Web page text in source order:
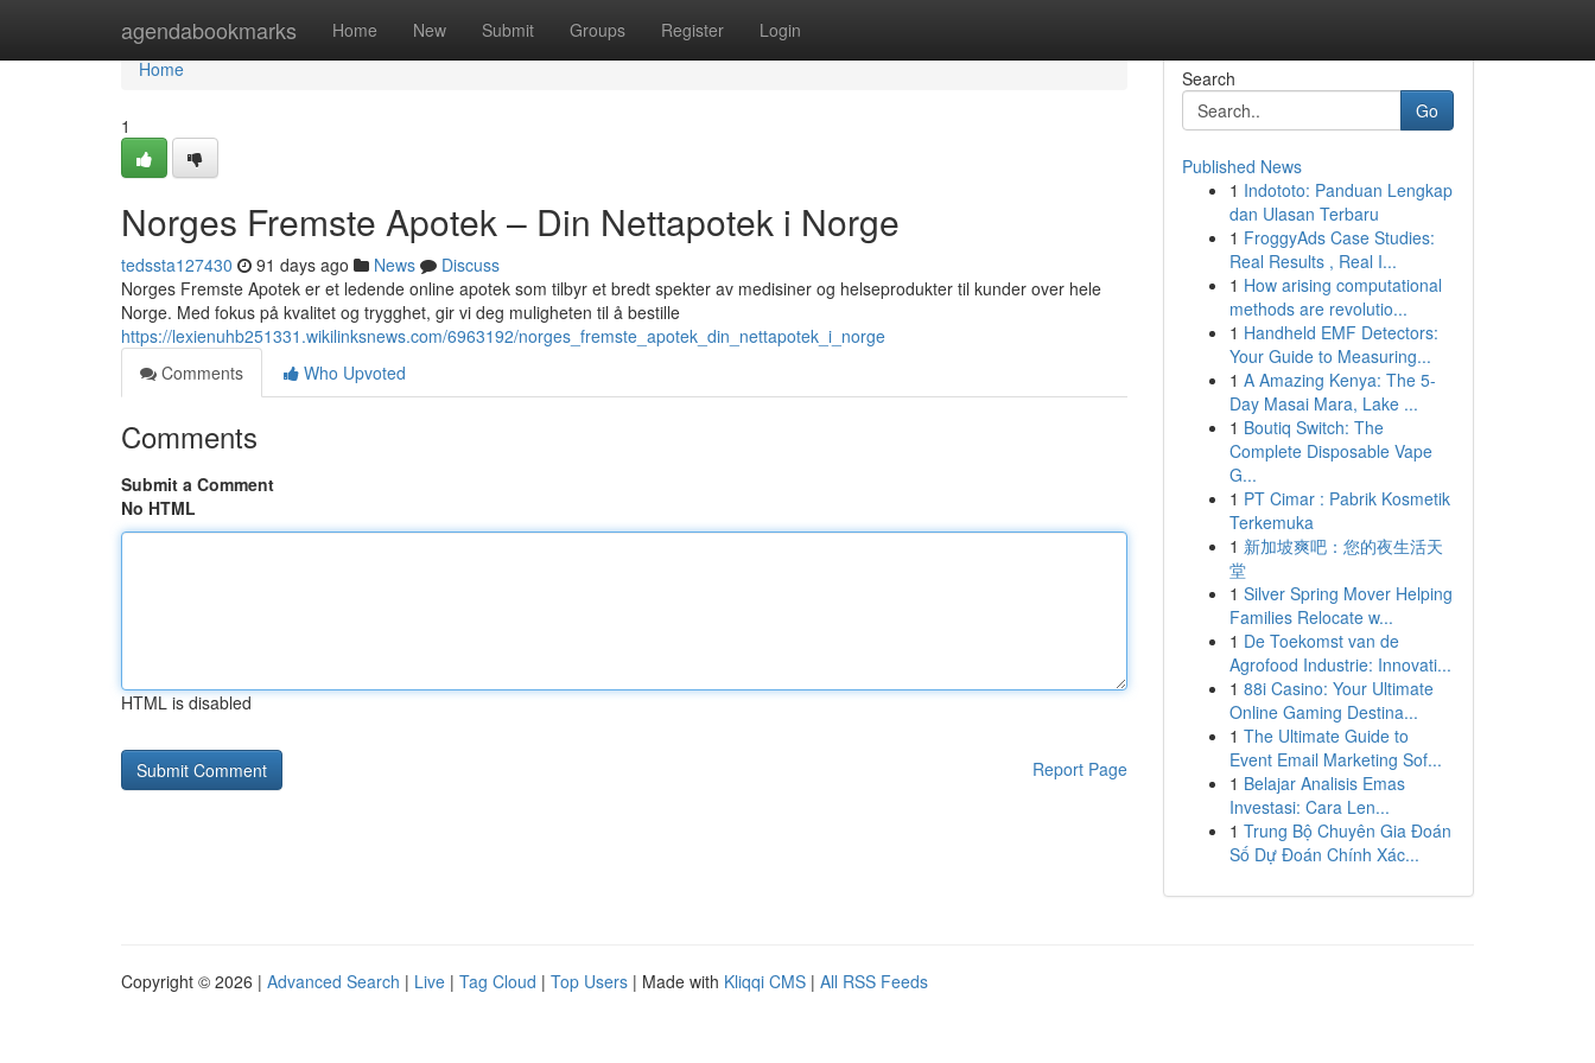
agendabookmarks Home New Submit Groups Register Login
Home
Home
1
Norges Fremste Apotek – Din Nettapotek i Norge
tedssta127430 91 days ago News
Discuss
Norges Fremste Apotek er et ledende online apotek som tilbyr et bredt spekter av medisiner og helseprodukter til kunder over hele
Norge. Med fokus på kvalitet og trygghet, gir vi deg muligheten til å bestille
https://lexienuhb251331.wikilinksnews.com/6963192/norges_fremste_apotek_din_nettapotek_i_norge
Comments
Who Upvoted
Comments
Submit a Comment
No HTML
HTML is disabled
Report Page
Search
Go
Published News
1 Indototo: Panduan Lengkap
dan Ulasan Terbaru
1 FroggyAds Case Studies:
Real Results , Real I...
1 How arising computational
methods are revolutio...
1 Handheld EMF Detectors:
Your Guide to Measuring...
1 A Amazing Kenya: The 5-
Day Masai Mara, Lake ...
1 Boutiq Switch: The
Complete Disposable Vape
G...
1 PT Cimar : Pabrik Kosmetik
Terkemuka
1 新加坡爽吧：您的夜生活天
堂
1 Silver Spring Mover Helping
Families Relocate w...
1 De Toekomst van de
Agrofood Industrie: Innovati...
1 88i Casino: Your Ultimate
Online Gaming Destina...
1 The Ultimate Guide to
Event Email Marketing Sof...
1 Belajar Analisis Emas
Investasi: Cara Len...
1 Trung Bộ Chuyên Gia Đoán
Số Dự Đoán Chính Xác...
Copyright © 2026 | Advanced Search | Live | Tag Cloud | Top Users | Made with Kliqqi CMS | All RSS Feeds